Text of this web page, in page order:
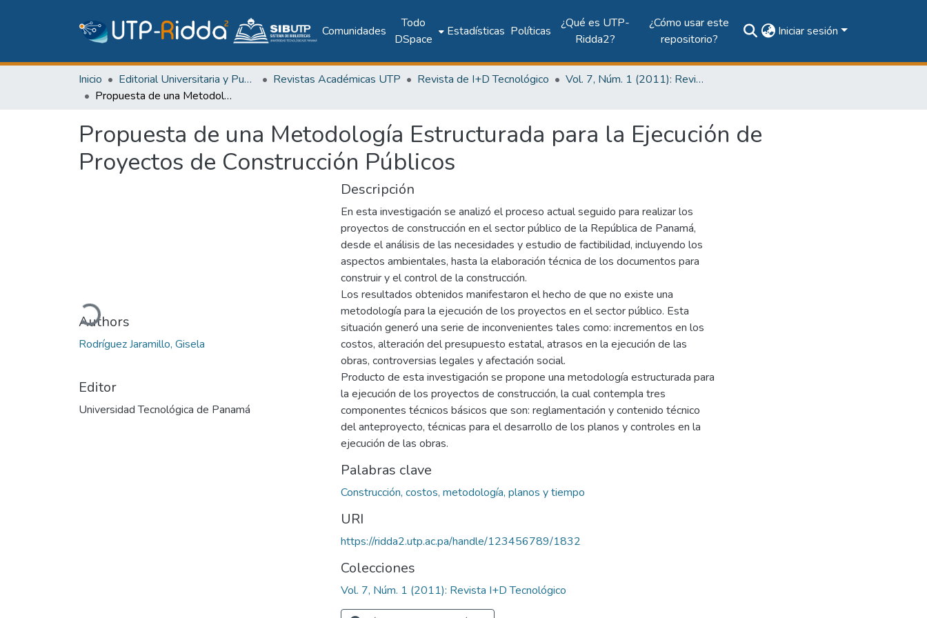
Comunidades
Todo
DSpace
Estadísticas Políticas
¿Qué es UTP-
Ridda2?
¿Cómo usar este
repositorio?
Iniciar sesión
Inicio Editorial Universitaria y Publicaciones Seriadas Revistas Académicas UTP Revista de I+D Tecnológico
Vol. 7, Núm. 1 (2011): Revista I+D Tecnológico
Propuesta de una Metodología Estructurada para la Ejecución de Proyectos de Construcción Públicos
Propuesta de una Metodología Estructurada para la Ejecución de
Proyectos de Construcción Públicos
Cargando...
Authors
Rodríguez Jaramillo, Gisela
Editor
Universidad Tecnológica de Panamá
Descripción
En esta investigación se analizó el proceso actual seguido para realizar los
proyectos de construcción en el sector público de la República de Panamá,
desde el análisis de las necesidades y estudio de factibilidad, incluyendo los
aspectos ambientales, hasta la elaboración técnica de los documentos para
construir y el control de la construcción.
Los resultados obtenidos manifestaron el hecho de que no existe una
metodología para la ejecución de los proyectos en el sector público. Esta
situación generó una serie de inconvenientes tales como: incrementos en los
costos, alteración del presupuesto estatal, atrasos en la ejecución de las
obras, controversias legales y afectación social.
Producto de esta investigación se propone una metodología estructurada para
la ejecución de los proyectos de construcción, la cual contempla tres
componentes técnicos básicos que son: reglamentación y contenido técnico
del anteproyecto, técnicas para el desarrollo de los planos y controles en la
ejecución de las obras.
Palabras clave
Construcción, costos, metodología, planos y tiempo
URI
https://ridda2.utp.ac.pa/handle/123456789/1832
Colecciones
Vol. 7, Núm. 1 (2011): Revista I+D Tecnológico